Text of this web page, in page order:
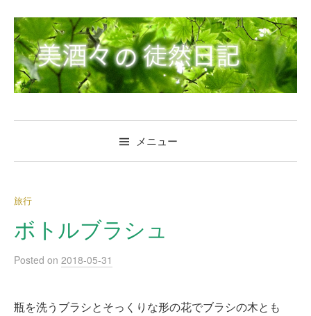
ン
テ
ン
ツ
ス
ッ
メニュー
旅行
ボトルブラシュ
Posted on 2018-05-31
瓶を洗うブラシとそっくりな形の花でブラシの木とも